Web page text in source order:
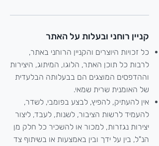
קניין רוחני ובעלות על האתר
כל זכויות היוצרים והקניין הרוחני באתר,
לרבות כל תוכן האתר, הלוגו, המיתוג, היצירות
וההדפסים המוצגים הם בבעלותה הבלעדית
של האומנית שרית שמאי.
אין להעתיק, להפיץ, לבצע בפומבי, לשדר,
להעמיד לרשות הציבור, לשנות, לעבד, ליצור
יצירות נגזרות, למכור או להשכיר כל חלק מן
הנ"ל, בין על ידך ובין באמצעות או בשיתוף צד